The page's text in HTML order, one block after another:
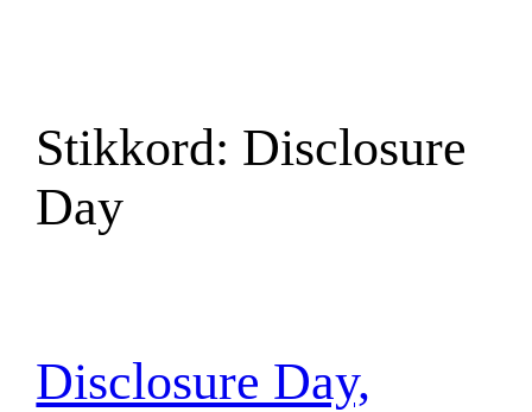
Stikkord: Disclosure
Day
Disclosure Day,